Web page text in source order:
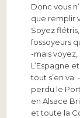
Donc vous
que remplir
Soyez
fossoyeurs
-mais
L’Espagne
tout s’en
perdu le
en Alsace
et toute la